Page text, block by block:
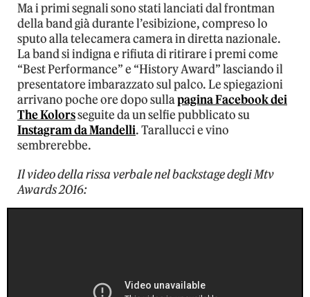
Ma i primi segnali sono stati lanciati dal frontman
della band già durante l’esibizione, compreso lo
sputo alla telecamera camera in diretta nazionale.
La band si indigna e rifiuta di ritirare i premi come
“Best Performance” e “History Award” lasciando il
presentatore imbarazzato sul palco. Le spiegazioni
arrivano poche ore dopo sullapagina Facebook dei
The Kolorsseguite da un selfie pubblicato su
Instagram da Mandelli. Tarallucci e vino
sembrerebbe.
Il video della rissa verbale nel backstage degli Mtv
Awards 2016: